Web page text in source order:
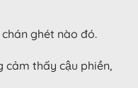
ghét nào đó.
cảm thấy cậu phiền,